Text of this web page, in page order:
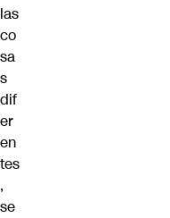
las
co
sa
s
dif
er
en
tes
,
se